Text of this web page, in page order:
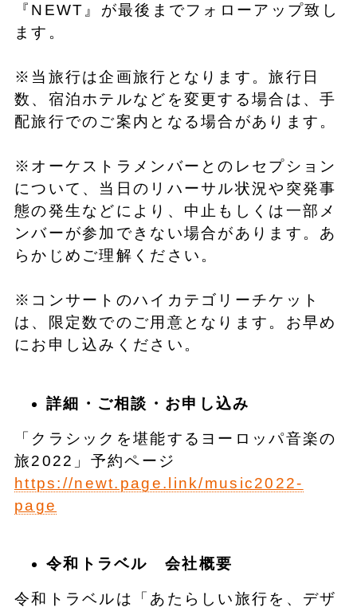
『NEWT』が最後までフォローアップ致し
ます。
※当旅行は企画旅行となります。旅行日
数、宿泊ホテルなどを変更する場合は、手
配旅行でのご案内となる場合があります。
※オーケストラメンバーとのレセプション
について、当日のリハーサル状況や突発事
態の発生などにより、中止もしくは一部メ
ンバーが参加できない場合があります。あ
らかじめご理解ください。
※コンサートのハイカテゴリーチケット
は、限定数でのご用意となります。お早め
にお申し込みください。
詳細・ご相談・お申し込み
「クラシックを堪能するヨーロッパ音楽の
旅2022」予約ページ
https://newt.page.link/music2022-
page
令和トラベル 会社概要
令和トラベルは「あたらしい旅行を、デザ